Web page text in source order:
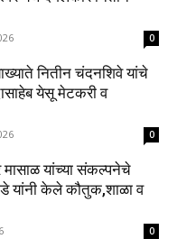
0
नितीन चंदनशिवे यांचे
येसू मेटकरी व
0
यांच्या संकल्पनेचे
यांनी केले कौतुक,शाळा व
0